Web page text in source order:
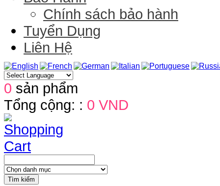
Chính sách bảo hành
Tuyển Dụng
Liên Hệ
0 sản phẩm
Tổng cộng: : 0 VND
Tìm kiếm